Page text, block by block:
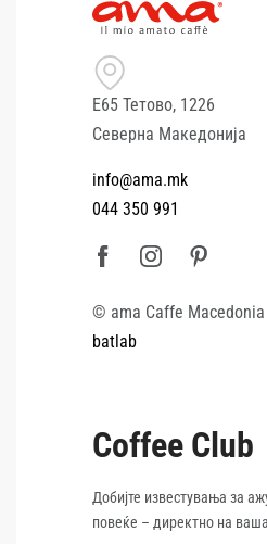
Е65 Тетово, 1226
Северна Македонија
info@ama.mk
044 350 991
© ama Caffe
batlab
Coffee Club
Добијте известувања за
повеќе – директно на